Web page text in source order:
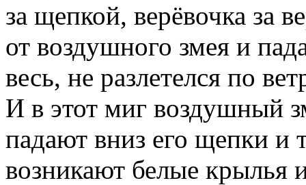
за щепкой, верёвочка за
от воздушного змея и
весь, не разлетелся по
И в этот миг воздушный
падают вниз его щепки и
возникают белые крылья